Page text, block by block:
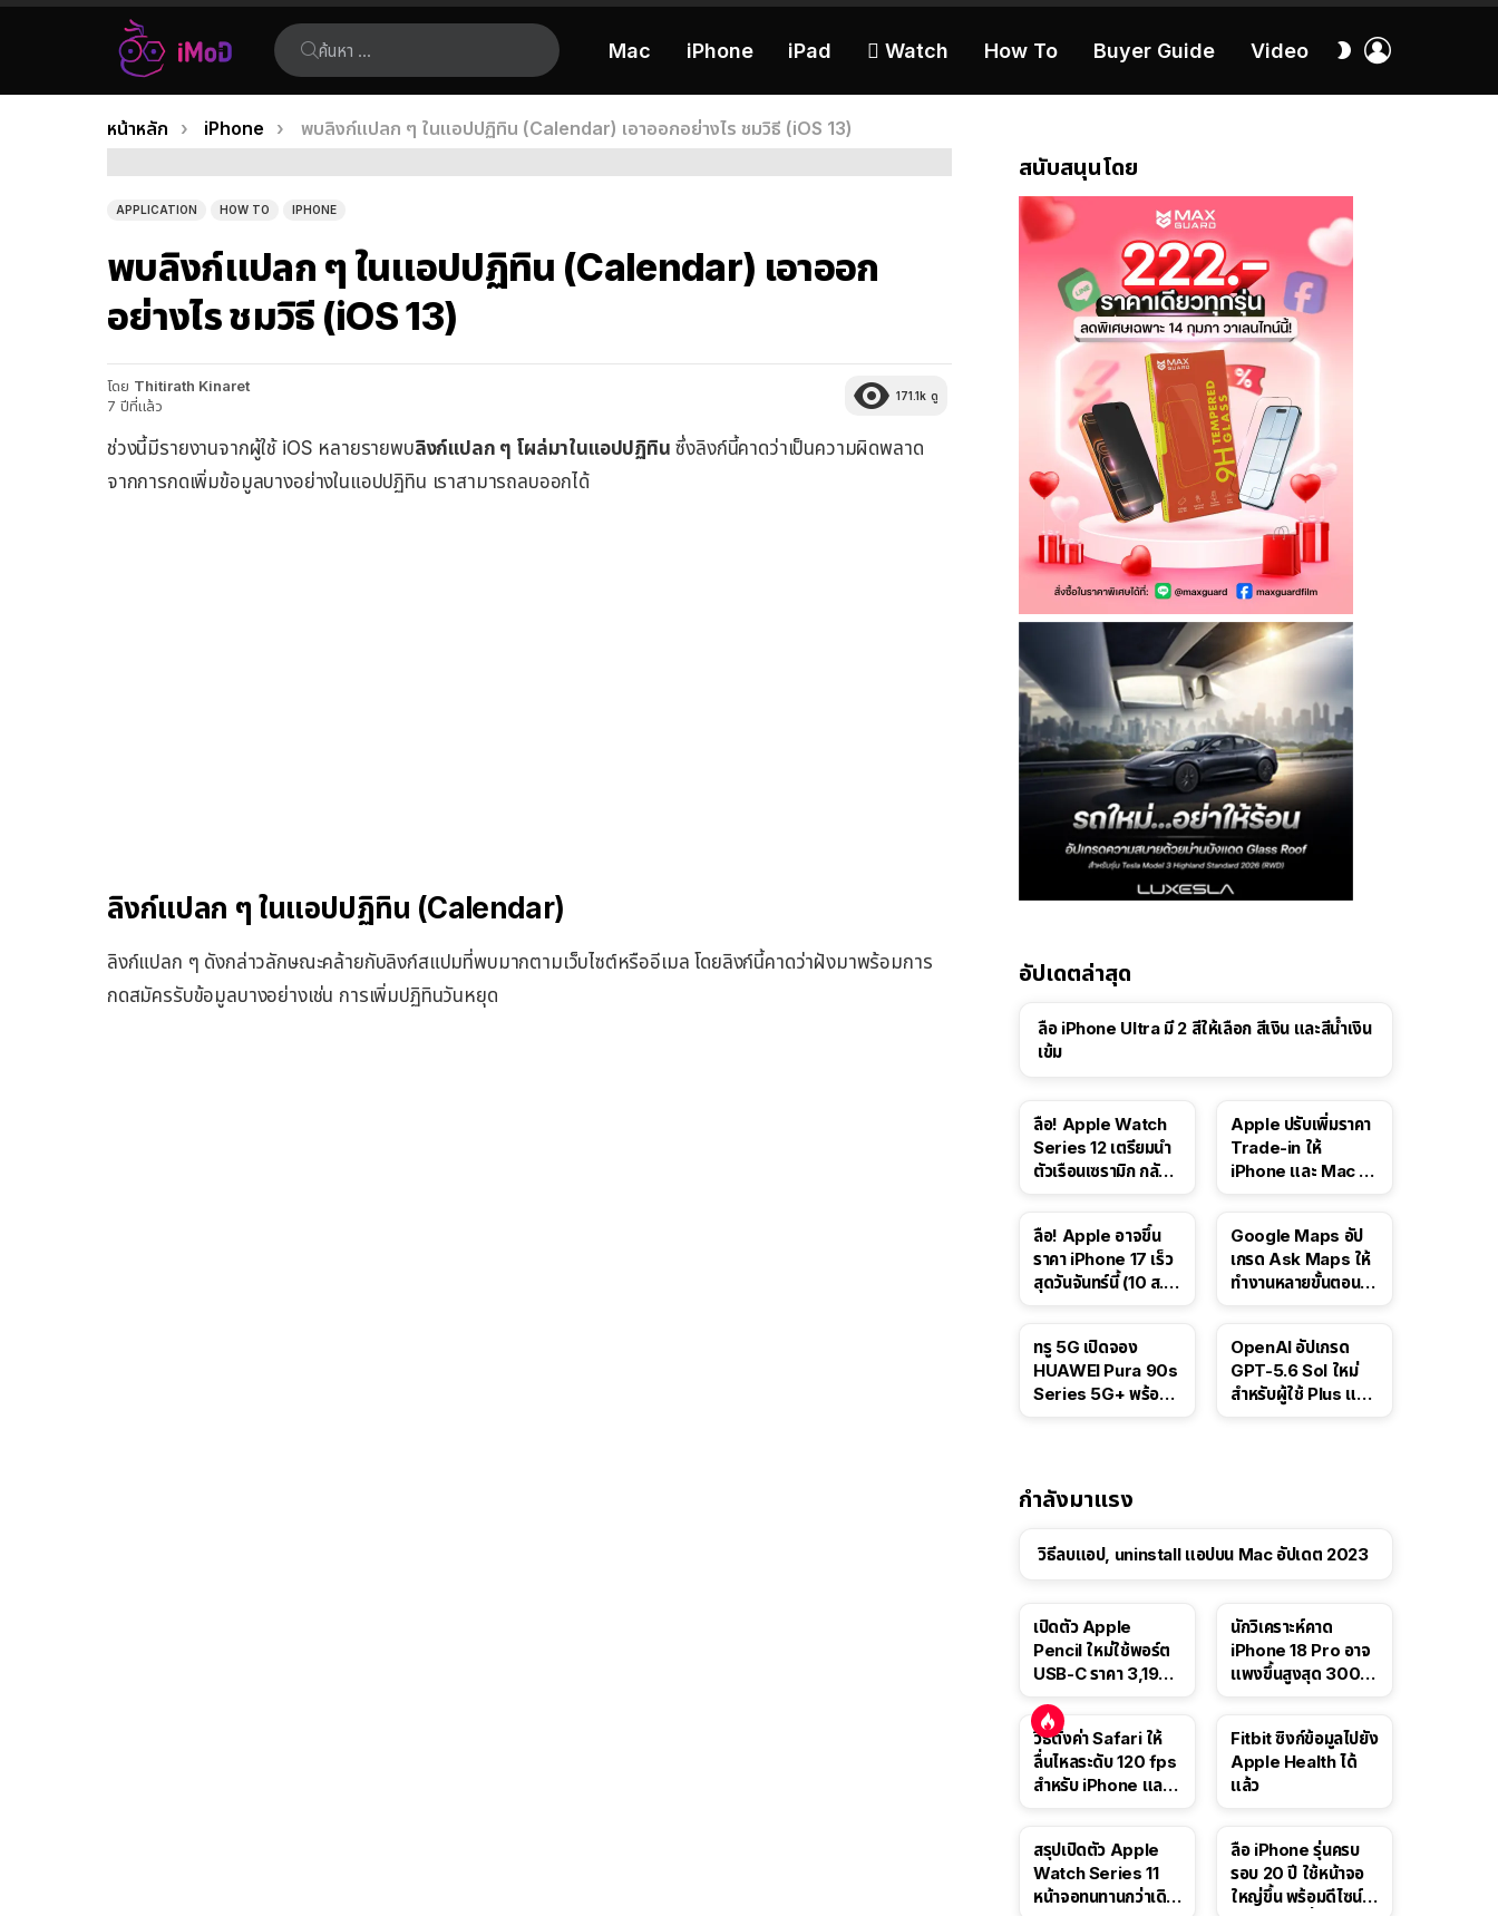
ค้นหา:
Mac iPhone iPad  Watch How To Buyer Guide Video
สลับ
เรื่อง
ล่าสุด
คุณอยู่ที่นี่:
หน้าหลัก iPhone พบลิงก์แปลก ๆ ในแอปปฏิทิน (Calendar) เอาออกอย่างไร ชมวิธี (iOS 13)
APPLICATION HOW TO IPHONE
พบลิงก์แปลก ๆ ในแอปปฏิทิน (Calendar) เอาออก
อย่างไร ชมวิธี (iOS 13)
โดย Thitirath Kinaret
7 ปีที่แล้ว
171.1k ดู
ช่วงนี้มีรายงานจากผู้ใช้ iOS หลายรายพบลิงก์แปลก ๆ โผล่มาในแอปปฏิทิน ซึ่งลิงก์นี้คาดว่าเป็นความผิดพลาด
จากการกดเพิ่มข้อมูลบางอย่างในแอปปฏิทิน เราสามารถลบออกได้
ลิงก์แปลก ๆ ในแอปปฏิทิน (Calendar)
ลิงก์แปลก ๆ ดังกล่าวลักษณะคล้ายกับลิงก์สแปมที่พบมากตามเว็บไซต์หรืออีเมล โดยลิงก์นี้คาดว่าฝังมาพร้อมการ
กดสมัครรับข้อมูลบางอย่างเช่น การเพิ่มปฏิทินวันหยุด
สนับสนุนโดย
อัปเดตล่าสุด
ลือ iPhone Ultra มี 2 สีให้เลือก สีเงิน และสีน้ำเงิน
เข้ม
ลือ! Apple Watch
Series 12 เตรียมนำ
ตัวเรือนเซรามิก กลับ
Apple ปรับเพิ่มราคา
Trade-in ให้
iPhone และ Mac ใน
ลือ! Apple อาจขึ้น
ราคา iPhone 17 เร็ว
สุดวันจันทร์นี้ (10 ส.ค.
Google Maps อัป
เกรด Ask Maps ให้
ทำงานหลายขั้นตอนได้
สาธารณะ
ทรู 5G เปิดจอง
HUAWEI Pura 90s
Series 5G+ พร้อม
OpenAI อัปเกรด
GPT-5.6 Sol ใหม่
สำหรับผู้ใช้ Plus และ
กำลังมาแรง
วิธีลบแอป, uninstall แอปบน Mac อัปเดต 2023
เปิดตัว Apple
Pencil ใหม่ใช้พอร์ต
USB-C ราคา 3,190
นี้
นักวิเคราะห์คาด
iPhone 18 Pro อาจ
แพงขึ้นสูงสุด 300
วิธีตั้งค่า Safari ให้
ลื่นไหลระดับ 120 fps
สำหรับ iPhone และ
Fitbit ซิงก์ข้อมูลไปยัง
Apple Health ได้
แล้ว
สรุปเปิดตัว Apple
Watch Series 11
หน้าจอทนทานกว่าเดิม
ลือ iPhone รุ่นครบ
รอบ 20 ปี ใช้หน้าจอ
ใหญ่ขึ้น พร้อมดีไซน์ไร้